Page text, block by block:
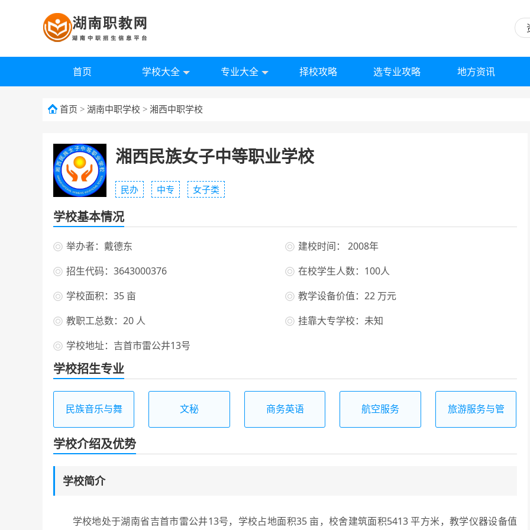
首页 学校大全 专业大全 择校攻略 选专业攻略 地方资讯
首页 > 湖南中职学校 > 湘西中职学校
湘西民族女子中等职业学校
民办 中专 女子类
学校基本情况
举办者：戴德东
建校时间： 2008年
招生代码：3643000376
在校学生人数：100人
学校面积：35 亩
教学设备价值：22 万元
教职工总数：20 人
挂靠大专学校：未知
学校地址：吉首市雷公井13号
学校招生专业
民族音乐与舞
文秘 商务英语 航空服务
旅游服务与管
学校介绍及优势
学校简介
学校地处于湖南省吉首市雷公井13号，学校占地面积35 亩，校舍建筑面积5413 平方米，教学仪器设备值